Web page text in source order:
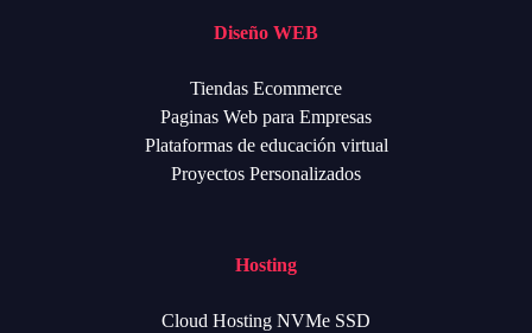
Diseño WEB
Tiendas Ecommerce
Paginas Web para Empresas
Plataformas de educación virtual
Proyectos Personalizados
Hosting
Cloud Hosting NVMe SSD